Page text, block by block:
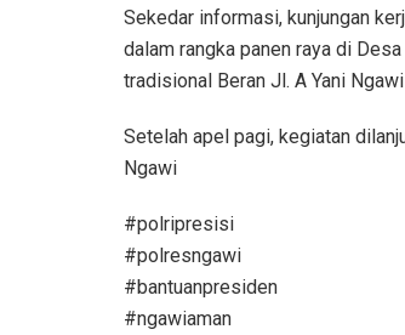
Sekedar informasi, kunjungan
dalam rangka panen raya di
tradisional Beran Jl. A Yani Ngawi
Setelah apel pagi, kegiatan
Ngawi
#polripresisi
#polresngawi
#bantuanpresiden
#ngawiaman